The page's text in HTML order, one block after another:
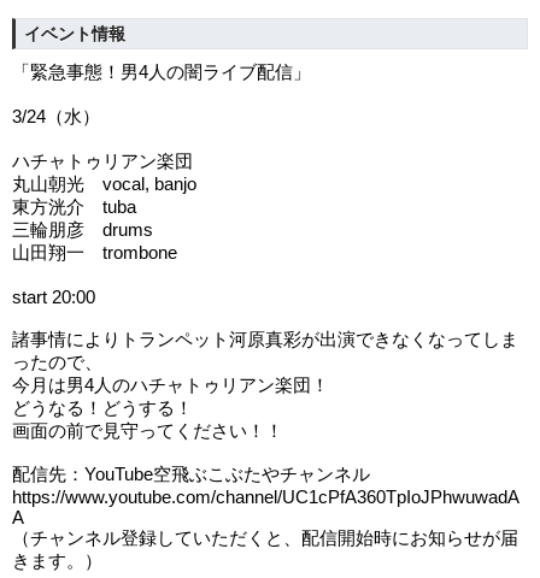
イベント情報
「緊急事態！男4人の闇ライブ配信」
3/24（水）
ハチャトゥリアン楽団
丸山朝光 vocal, banjo
東方洸介 tuba
三輪朋彦 drums
山田翔一 trombone
start 20:00
諸事情によりトランペット河原真彩が出演できなくなってしま
ったので、
今月は男4人のハチャトゥリアン楽団！
どうなる！どうする！
画面の前で見守ってください！！
配信先：YouTube空飛ぶこぶたやチャンネル
https://www.youtube.com/channel/UC1cPfA360TpIoJPhwuwadA
A
（チャンネル登録していただくと、配信開始時にお知らせが届
きます。）